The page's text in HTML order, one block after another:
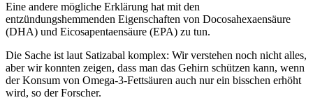
Eine andere mögliche Erklärung hat mit den
entzündungshemmenden Eigenschaften von Docosahexaensäure
(DHA) und Eicosapentaensäure (EPA) zu tun.
Die Sache ist laut Satizabal komplex: Wir verstehen noch nicht alles,
aber wir konnten zeigen, dass man das Gehirn schützen kann, wenn
der Konsum von Omega-3-Fettsäuren auch nur ein bisschen erhöht
wird, so der Forscher.